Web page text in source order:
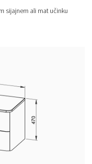
sijajnem ali mat učinku